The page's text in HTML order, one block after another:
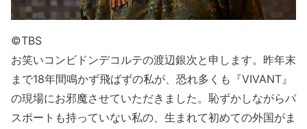
©TBS
お笑いコンビドンデコルテの渡辺銀次と申します。昨年末
まで18年間鳴かず飛ばずの私が、恐れ多くも『VIVANT』
の現場にお邪魔させていただきました。恥ずかしながらパ
スポートも持っていない私の、生まれて初めての外国がま